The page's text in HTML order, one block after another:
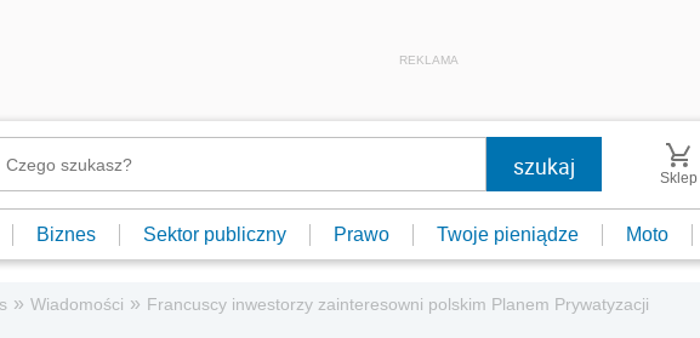
REKLAMA
Sklep
Biznes Sektor publiczny Prawo Twoje pieniądze Moto
» Wiadomości » Francuscy inwestorzy zainteresowni polskim Planem Prywatyzacji